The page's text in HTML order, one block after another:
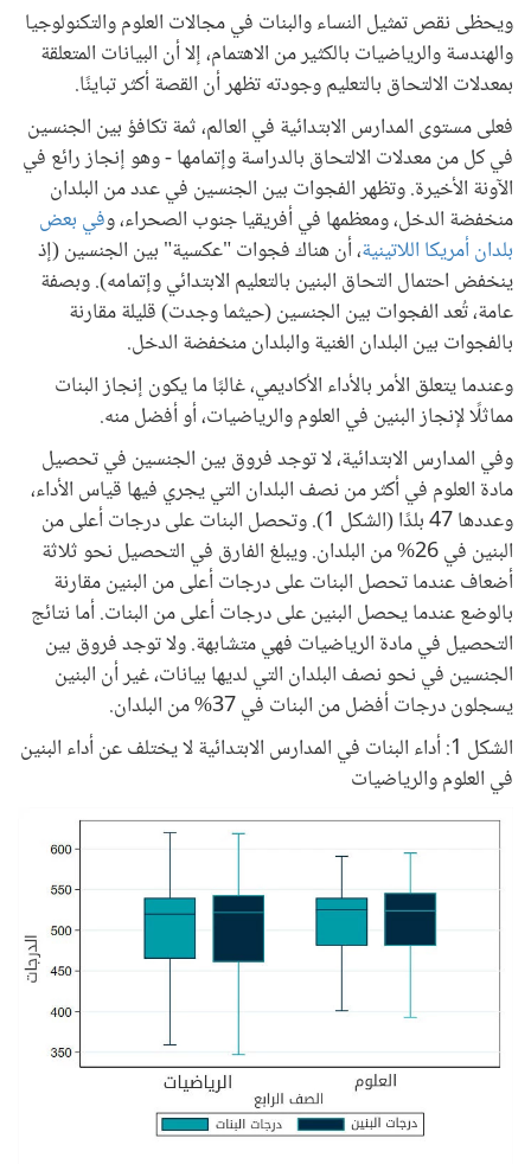
ويحظى نقص تمثيل النساء والبنات في مجالات العلوم والتكنولوجيا
والهندسة والرياضيات بالكثير من الاهتمام، إلا أن البيانات المتعلقة
بمعدلات الالتحاق بالتعليم وجودته تظهر أن القصة أكثر تباينًا.
فعلى مستوى المدارس الابتدائية في العالم، ثمة تكافؤ بين الجنسين
في كل من معدلات الالتحاق بالدراسة وإتمامها - وهو إنجاز رائع في
الآونة الأخيرة. وتظهر الفجوات بين الجنسين في عدد من البلدان
منخفضة الدخل، ومعظمها في أفريقيا جنوب الصحراء، وفي بعض
بلدان أمريكا اللاتينية، أن هناك فجوات "عكسية" بين الجنسين (إذ
ينخفض احتمال التحاق البنين بالتعليم الابتدائي وإتمامه). وبصفة
عامة، تُعد الفجوات بين الجنسين (حيثما وجدت) قليلة مقارنة
بالفجوات بين البلدان الغنية والبلدان منخفضة الدخل.
وعندما يتعلق الأمر بالأداء الأكاديمي، غالبًا ما يكون إنجاز البنات
مماثلًا لإنجاز البنين في العلوم والرياضيات، أو أفضل منه.
وفي المدارس الابتدائية، لا توجد فروق بين الجنسين في تحصيل
مادة العلوم في أكثر من نصف البلدان التي يجري فيها قياس الأداء،
وعددها 47 بلدًا (الشكل 1). وتحصل البنات على درجات أعلى من
البنين في 26% من البلدان. ويبلغ الفارق في التحصيل نحو ثلاثة
أضعاف عندما تحصل البنات على درجات أعلى من البنين مقارنة
بالوضع عندما يحصل البنين على درجات أعلى من البنات. أما نتائج
التحصيل في مادة الرياضيات فهي متشابهة. ولا توجد فروق بين
الجنسين في نحو نصف البلدان التي لديها بيانات، غير أن البنين
يسجلون درجات أفضل من البنات في 37% من البلدان.
الشكل 1: أداء البنات في المدارس الابتدائية لا يختلف عن أداء البنين
في العلوم والرياضيات